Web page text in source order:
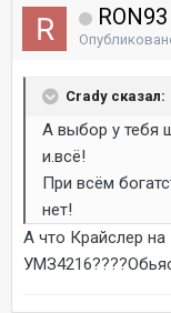
RON93
Crady сказал:
А выбор у тебя
и.всё!
При всём
нет!
А что Крайслер на